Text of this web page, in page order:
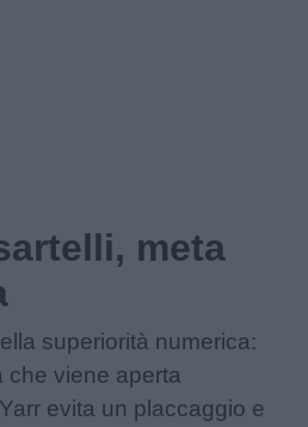
meta
superiorità numerica:
che viene aperta
evita un placcaggio e